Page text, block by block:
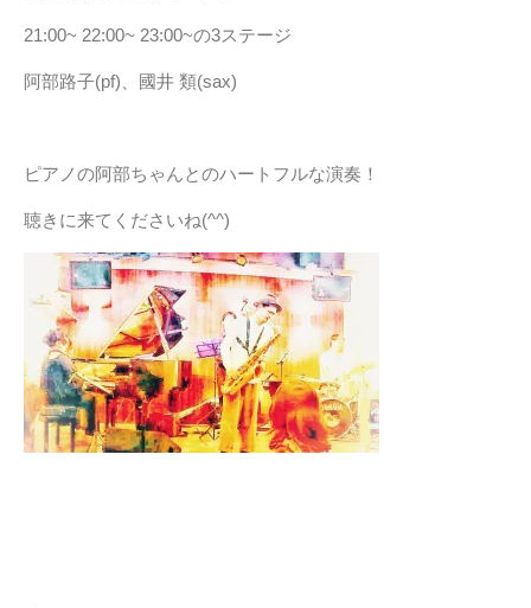
21:00~ 22:00~ 23:00~の3ステージ
阿部路子(pf)、國井 類(sax)
ピアノの阿部ちゃんとのハートフルな演奏！
聴きに来てくださいね(^^)